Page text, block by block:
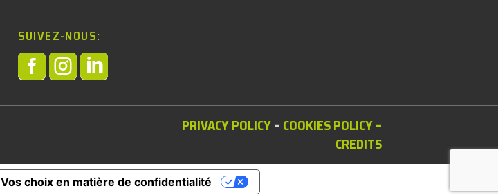
SUIVEZ-NOUS:

PRIVACY POLICY– COOKIES POLICY–
CREDITS
Vos choix en matière de confidentialité